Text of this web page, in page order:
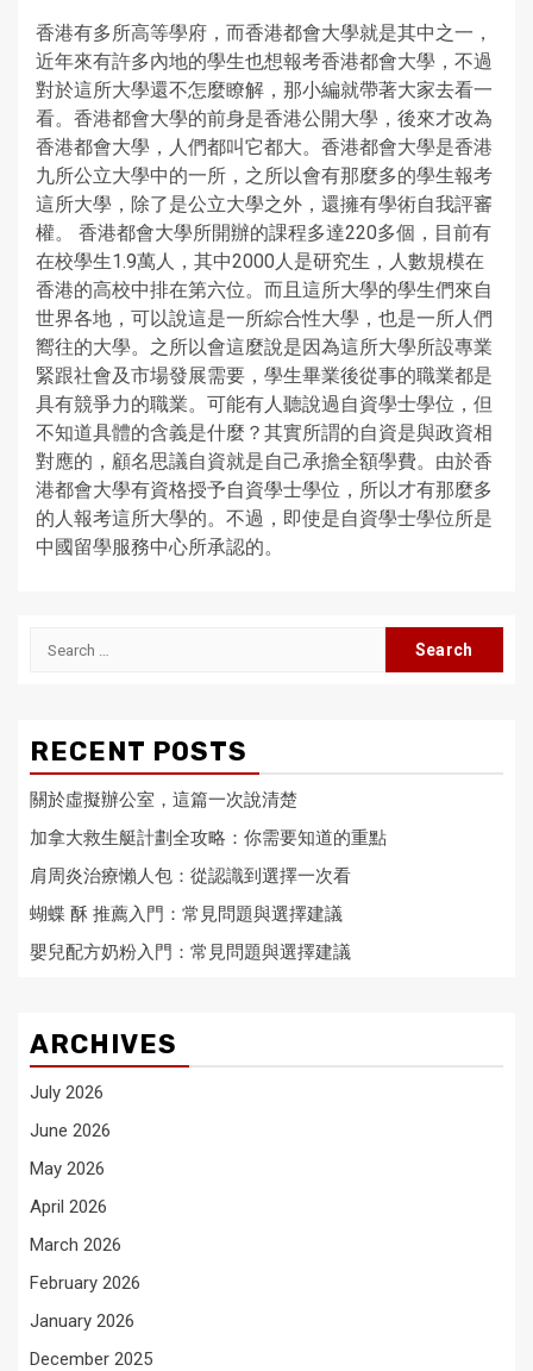
香港有多所高等學府，而香港都會大學就是其中之一，
近年來有許多內地的學生也想報考香港都會大學，不過
對於這所大學還不怎麼瞭解，那小編就帶著大家去看一
看。香港都會大學的前身是香港公開大學，後來才改為
香港都會大學，人們都叫它都大。香港都會大學是香港
九所公立大學中的一所，之所以會有那麼多的學生報考
這所大學，除了是公立大學之外，還擁有學術自我評審
權。 香港都會大學所開辦的課程多達220多個，目前有
在校學生1.9萬人，其中2000人是研究生，人數規模在
香港的高校中排在第六位。而且這所大學的學生們來自
世界各地，可以說這是一所綜合性大學，也是一所人們
嚮往的大學。之所以會這麼說是因為這所大學所設專業
緊跟社會及市場發展需要，學生畢業後從事的職業都是
具有競爭力的職業。可能有人聽說過自資學士學位，但
不知道具體的含義是什麼？其實所謂的自資是與政資相
對應的，顧名思議自資就是自己承擔全額學費。由於香
港都會大學有資格授予自資學士學位，所以才有那麼多
的人報考這所大學的。不過，即使是自資學士學位所是
中國留學服務中心所承認的。
Search
RECENT POSTS
關於虛擬辦公室，這篇一次說清楚
加拿大救生艇計劃全攻略：你需要知道的重點
肩周炎治療懶人包：從認識到選擇一次看
蝴蝶 酥 推薦入門：常見問題與選擇建議
嬰兒配方奶粉入門：常見問題與選擇建議
ARCHIVES
July 2026
June 2026
May 2026
April 2026
March 2026
February 2026
January 2026
December 2025